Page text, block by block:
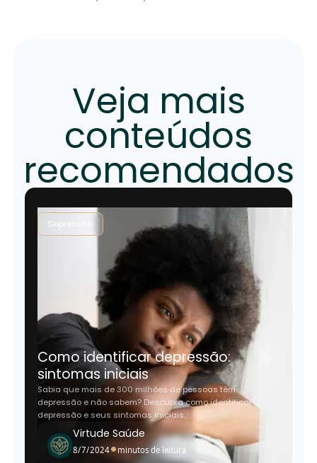
Veja mais
conteúdos
recomendados
Depressão
Como identificar depressão:
sintomas iniciais
Sabia que mais de 300 milhões de pessoas têm
depressão e não sabem? Descubra como identificar
depressão e seus sintomas iniciais.
Virtude Saúde
8/7/2024• minutos de leitura